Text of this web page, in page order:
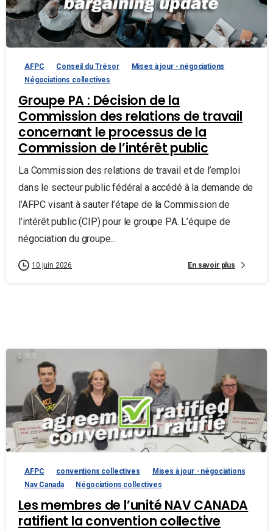
AFPC Conseil du Trésor
Mises à jour - négociations
Négociations collectives
Groupe PA : Décision de la
Commission des relations de travail
concernant le processus de la
Commission de l’intérêt public
La Commission des relations de travail et de l’emploi
dans le secteur public fédéral a accédé à la demande de
l’AFPC visant à sauter l’étape de la Commission de
l’intérêt public (CIP) pour le groupe PA. L’équipe de
négociation du groupe...
10 juin 2026 En savoir plus
AFPC conventions collectives
Mises à jour - négociations
Nav Canada
Négociations collectives
Les membres de l’unité NAV CANADA
ratifient la convention collective